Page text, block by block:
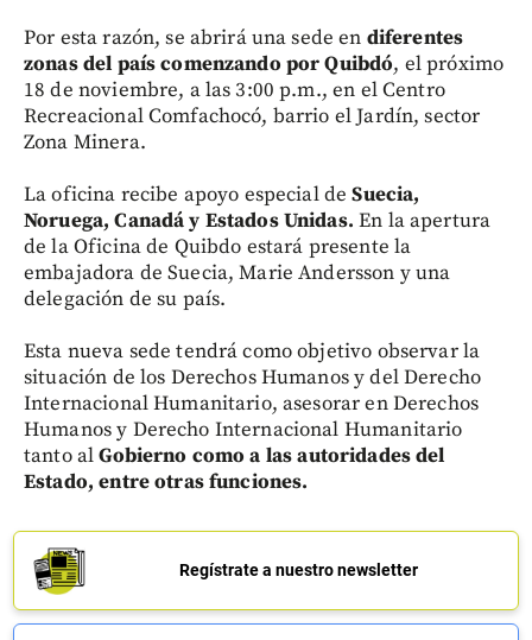
Por esta razón, se abrirá una sede en diferentes
zonas del país comenzando por Quibdó, el próximo
18 de noviembre, a las 3:00 p.m., en el Centro
Recreacional Comfachocó, barrio el Jardín, sector
Zona Minera.
La oficina recibe apoyo especial deSuecia,
Noruega, Canadá y Estados Unidas.En la apertura
de la Oficina de Quibdo estará presente la
embajadora de Suecia, Marie Andersson y una
delegación de su país.
Esta nueva sede tendrá como objetivo observar la
situación de los Derechos Humanos y del Derecho
Internacional Humanitario, asesorar en Derechos
Humanos y Derecho Internacional Humanitario
tanto alGobierno como a las autoridades del
Estado, entre otras funciones.
Regístrate a nuestro newsletter